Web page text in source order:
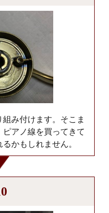
み付けます。そこま
アノ線を買ってきて
かもしれません。